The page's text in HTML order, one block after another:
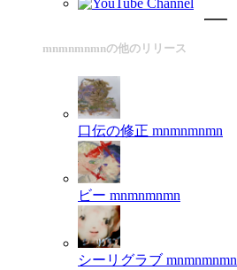
mnmnmnmnの他のリリース
口伝の修正 mnmnmnmn
ビー mnmnmnmn
シーリグラブ mnmnmnmn